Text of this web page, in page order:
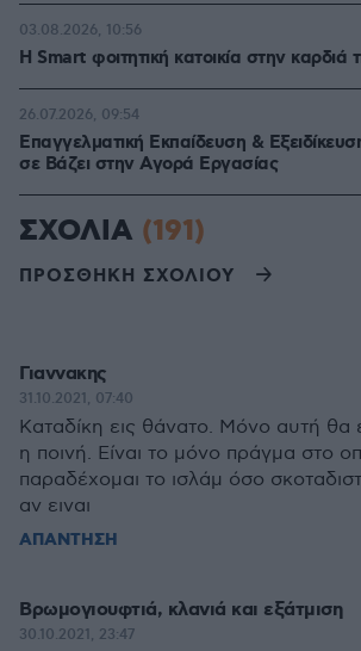
Η Smart φοιτητική κατοικία στην καρδιά
03.08.2026, 10:56
Επαγγελματική Εκπαίδευση &
σε Bάζει στην Aγορά Eργασίας
26.07.2026, 09:54
ΣΧΟΛΙΑ (191)
ΠΡΟΣΘΗΚΗ ΣΧΟΛΙΟΥ
Γιαννακης
31.10.2021, 07:40
Καταδίκη εις θάνατο. Μόνο αυτή θα
η ποινή. Είναι το μόνο πράγμα στο
παραδέχομαι το ισλάμ όσο
αν ειναι
ΑΠΑΝΤΗΣΗ
Βρωμογιουφτιά, κλανιά και εξάτμιση
30.10.2021, 23:47